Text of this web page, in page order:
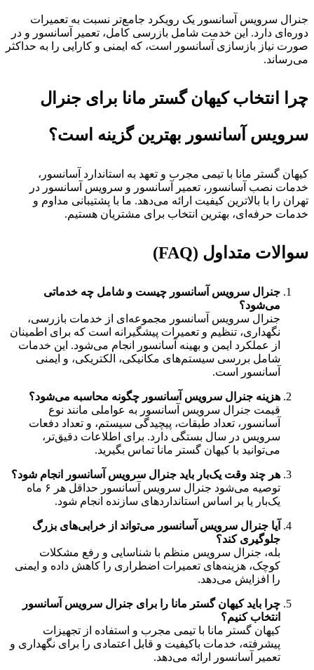
جنرال سرویس آسانسور یک رویکرد جامع‌تر نسبت به تعمیرات
دوره‌ای دارد. این خدمت شامل بازرسی کامل، تعمیر آسانسور و در
صورت نیاز بازسازی آسانسور است، که ایمنی و کارایی را به حداکثر
می‌رساند.
چرا انتخاب کیهان گستر مانا برای جنرال
سرویس آسانسور بهترین گزینه است؟
کیهان گستر مانا با تیمی مجرب و تعهد به استاندارد آسانسور،
خدمات نصب آسانسور، تعمیر آسانسور و سرویس آسانسور در
تهران را با بالاترین کیفیت ارائه می‌دهد. ما با پشتیبانی مداوم و
خدمات حرفه‌ای، بهترین انتخاب برای مشتریان هستیم.
سوالات متداول (FAQ)
جنرال سرویس آسانسور چیست و شامل چه خدماتی
می‌شود؟
جنرال سرویس آسانسور مجموعه‌ای از خدمات بازرسی،
نگهداری، تنظیم و تعمیرات پیشگیرانه است که برای اطمینان
از عملکرد ایمن و بهینه آسانسور انجام می‌شود. این خدمات
شامل بررسی سیستم‌های مکانیکی، الکتریکی، و ایمنی
آسانسور است.
هزینه جنرال سرویس آسانسور چگونه محاسبه می‌شود؟
قیمت جنرال سرویس آسانسور به عواملی مانند نوع
آسانسور، تعداد طبقات، پیچیدگی سیستم، و تعداد دفعات
سرویس در سال بستگی دارد. برای اطلاعات دقیق‌تر،
می‌توانید با کیهان گستر مانا تماس بگیرید.
هر چند وقت یک‌بار باید جنرال سرویس آسانسور انجام شود؟
توصیه می‌شود جنرال سرویس آسانسور حداقل هر ۶ ماه
یک‌بار یا بر اساس استانداردهای سازنده انجام شود.
آیا جنرال سرویس آسانسور می‌تواند از خرابی‌های بزرگ
جلوگیری کند؟
بله، جنرال سرویس منظم با شناسایی و رفع مشکلات
کوچک، هزینه‌های تعمیرات اضطراری را کاهش داده و ایمنی
را افزایش می‌دهد.
چرا باید کیهان گستر مانا را برای جنرال سرویس آسانسور
انتخاب کنیم؟
کیهان گستر مانا با تیمی مجرب و استفاده از تجهیزات
پیشرفته، خدمات باکیفیت و قابل اعتمادی را برای نگهداری و
تعمیر آسانسور ارائه می‌دهد.